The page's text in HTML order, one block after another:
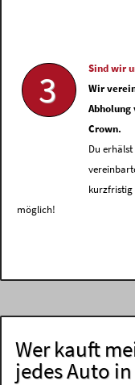
3
Sind wir
Wir
Abholung
Crown.
Du
kurzfristig
möglich!
Wer kauft
jedes Auto